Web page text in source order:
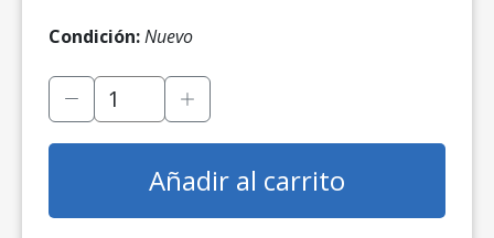
Condición:Nuevo
Añadir al carrito